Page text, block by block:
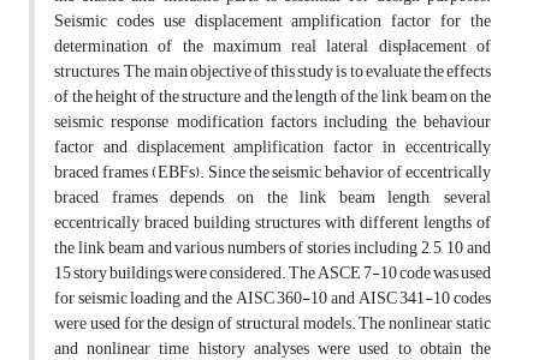
Seismic codes use displacement amplification factor for the
determination of the maximum real lateral displacement of
structures The main objective of this study is to evaluate the effects
of the height of the structure and the length of the link beam on the
seismic response modification factors including the behaviour
factor and displacement amplification factor in eccentrically
braced frames (EBFs). Since the seismic behavior of eccentrically
braced frames depends on the link beam length, several
eccentrically braced building structures with different lengths of
the link beam and various numbers of stories including 2, 5, 10 and
15 story buildings were considered. The ASCE 7-10 code was used
for seismic loading and the AISC 360-10 and AISC 341-10 codes
were used for the design of structural models. The nonlinear static
and nonlinear time history analyses were used to obtain the